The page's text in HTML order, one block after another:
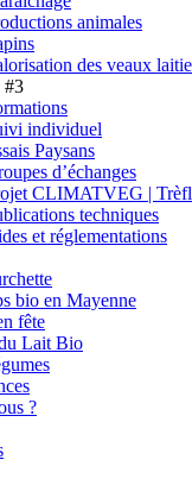
animales
des veaux
#3
individuel
Paysans
d’échanges
CLIMATVEG |
techniques
et réglementations
bio en Mayenne
fête
Lait Bio
?